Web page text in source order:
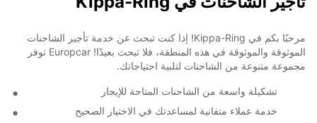
مرحبًا بكم في Kippa-Ring! إذا كنت تبحث عن خدمة تأجير الشاحنات
الموثوقة والموثوقة في هذه المنطقة، فلا تبحث بعيدًا! Europcar توفر
مجموعة متنوعة من الشاحنات لتلبية احتياجاتك.
تشكيلة واسعة من الشاحنات المتاحة للإيجار
خدمة عملاء متفانية لمساعدتك في الاختيار الصحيح